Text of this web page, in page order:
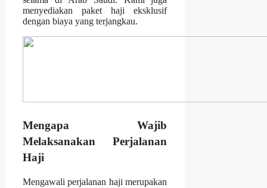
menyediakan paket haji eksklusif
dengan biaya yang terjangkau.
Mengapa Wajib
Melaksanakan Perjalanan
Haji
Mengawali perjalanan haji merupakan